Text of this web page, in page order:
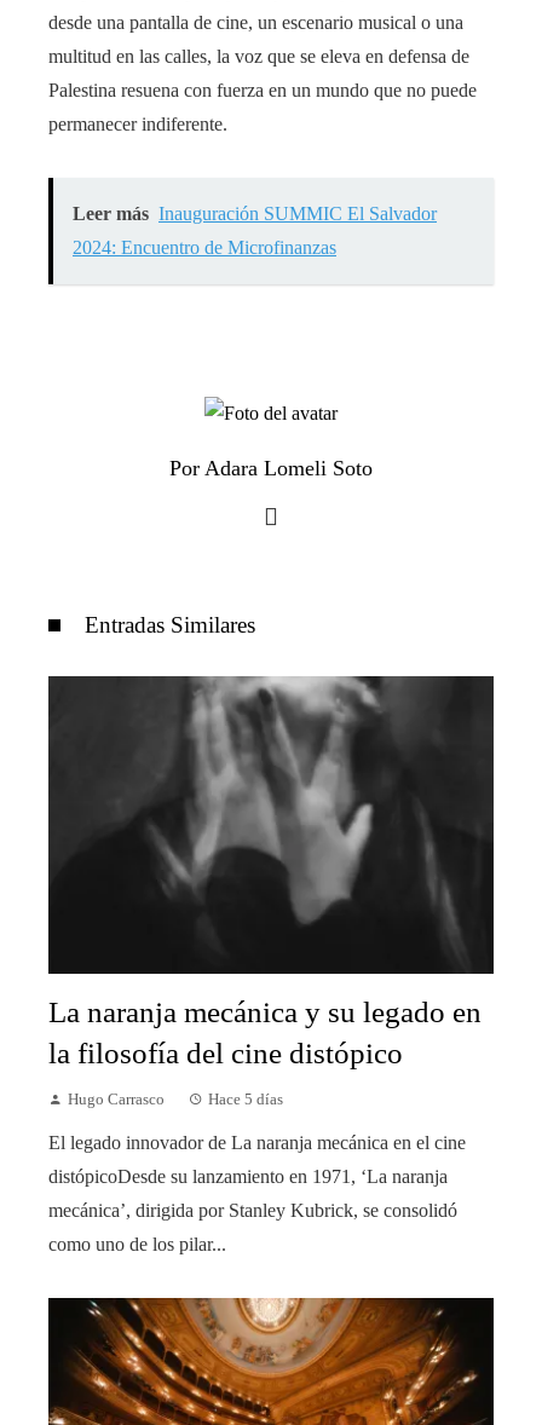
desde una pantalla de cine, un escenario musical o una
multitud en las calles, la voz que se eleva en defensa de
Palestina resuena con fuerza en un mundo que no puede
permanecer indiferente.
Leer más Inauguración SUMMIC El Salvador
2024: Encuentro de Microfinanzas
Por Adara Lomeli Soto
Entradas Similares
La naranja mecánica y su legado en
la filosofía del cine distópico
Hugo Carrasco Hace 5 días
El legado innovador de La naranja mecánica en el cine
distópicoDesde su lanzamiento en 1971, ‘La naranja
mecánica’, dirigida por Stanley Kubrick, se consolidó
como uno de los pilar...